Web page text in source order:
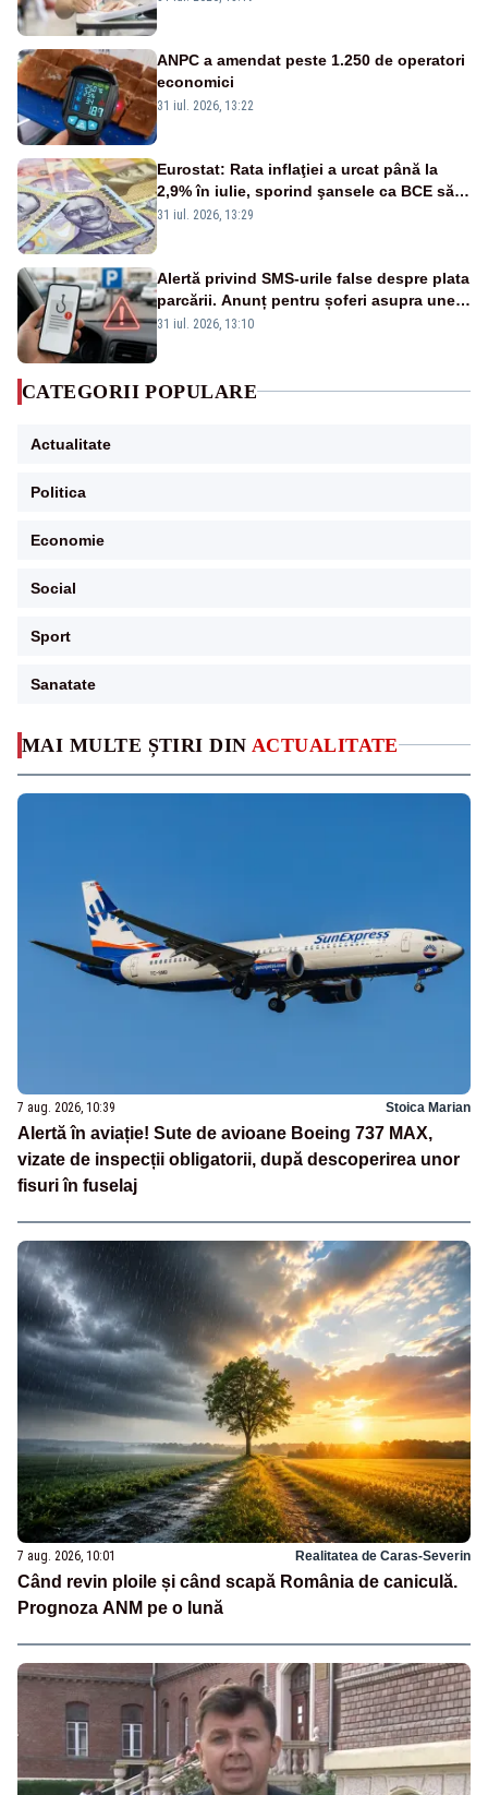
MAI MULTE ȘTIRI DIN ACTUALITATE
7 aug. 2026, 10:39 Stoica Marian
Alertă în aviație! Sute de avioane Boeing 737 MAX,
vizate de inspecții obligatorii, după descoperirea unor
fisuri în fuselaj
7 aug. 2026, 10:01 Realitatea de Caras-Severin
Când revin ploile și când scapă România de caniculă.
Prognoza ANM pe o lună
ANPC a amendat peste 1.250 de operatori
economici
31 iul. 2026, 13:22
Eurostat: Rata inflaţiei a urcat până la
2,9% în iulie, sporind şansele ca BCE să
majoreze dobânda
31 iul. 2026, 13:29
Alertă privind SMS-urile false despre plata
parcării. Anunț pentru șoferi asupra unei
noi metode de fraudă online
31 iul. 2026, 13:10
CATEGORII POPULARE
Actualitate
Politica
Economie
Social
Sport
Sanatate